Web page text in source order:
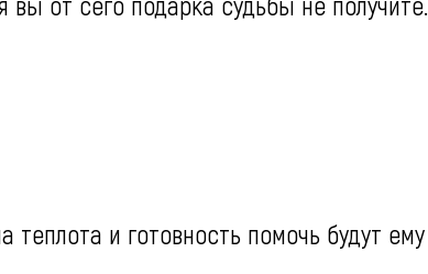
и готовность помочь будут ему